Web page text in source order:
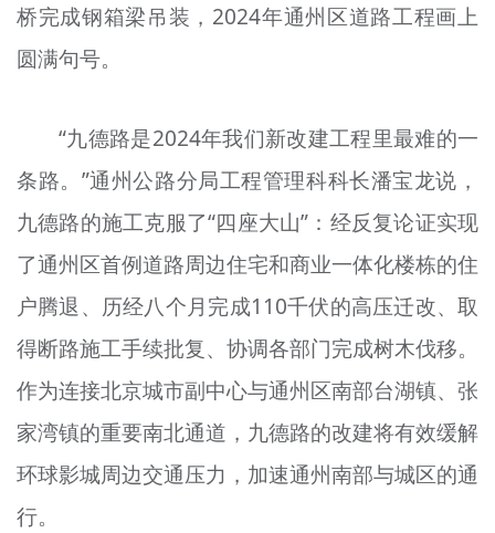
桥完成钢箱梁吊装，2024年通州区道路工程画上
圆满句号。
“九德路是2024年我们新改建工程里最难的一
条路。”通州公路分局工程管理科科长潘宝龙说，
九德路的施工克服了“四座大山”：经反复论证实现
了通州区首例道路周边住宅和商业一体化楼栋的住
户腾退、历经八个月完成110千伏的高压迁改、取
得断路施工手续批复、协调各部门完成树木伐移。
作为连接北京城市副中心与通州区南部台湖镇、张
家湾镇的重要南北通道，九德路的改建将有效缓解
环球影城周边交通压力，加速通州南部与城区的通
行。